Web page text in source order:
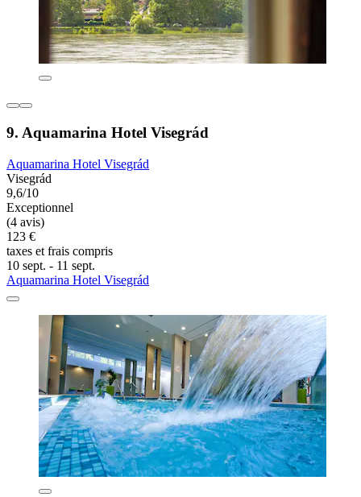
9. Aquamarina Hotel Visegrád
Aquamarina Hotel Visegrád
Visegrád
9,6/10
Exceptionnel
(4 avis)
123 €
taxes et frais compris
10 sept. - 11 sept.
Aquamarina Hotel Visegrád